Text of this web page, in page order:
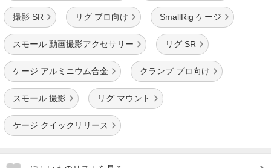
撮影 SR リグ プロ向け SmallRig ケージ
スモール 動画撮影アクセサリー リグ SR
ケージ アルミニウム合金 クランプ プロ向け
スモール 撮影 リグ マウント
ケージ クイックリリース